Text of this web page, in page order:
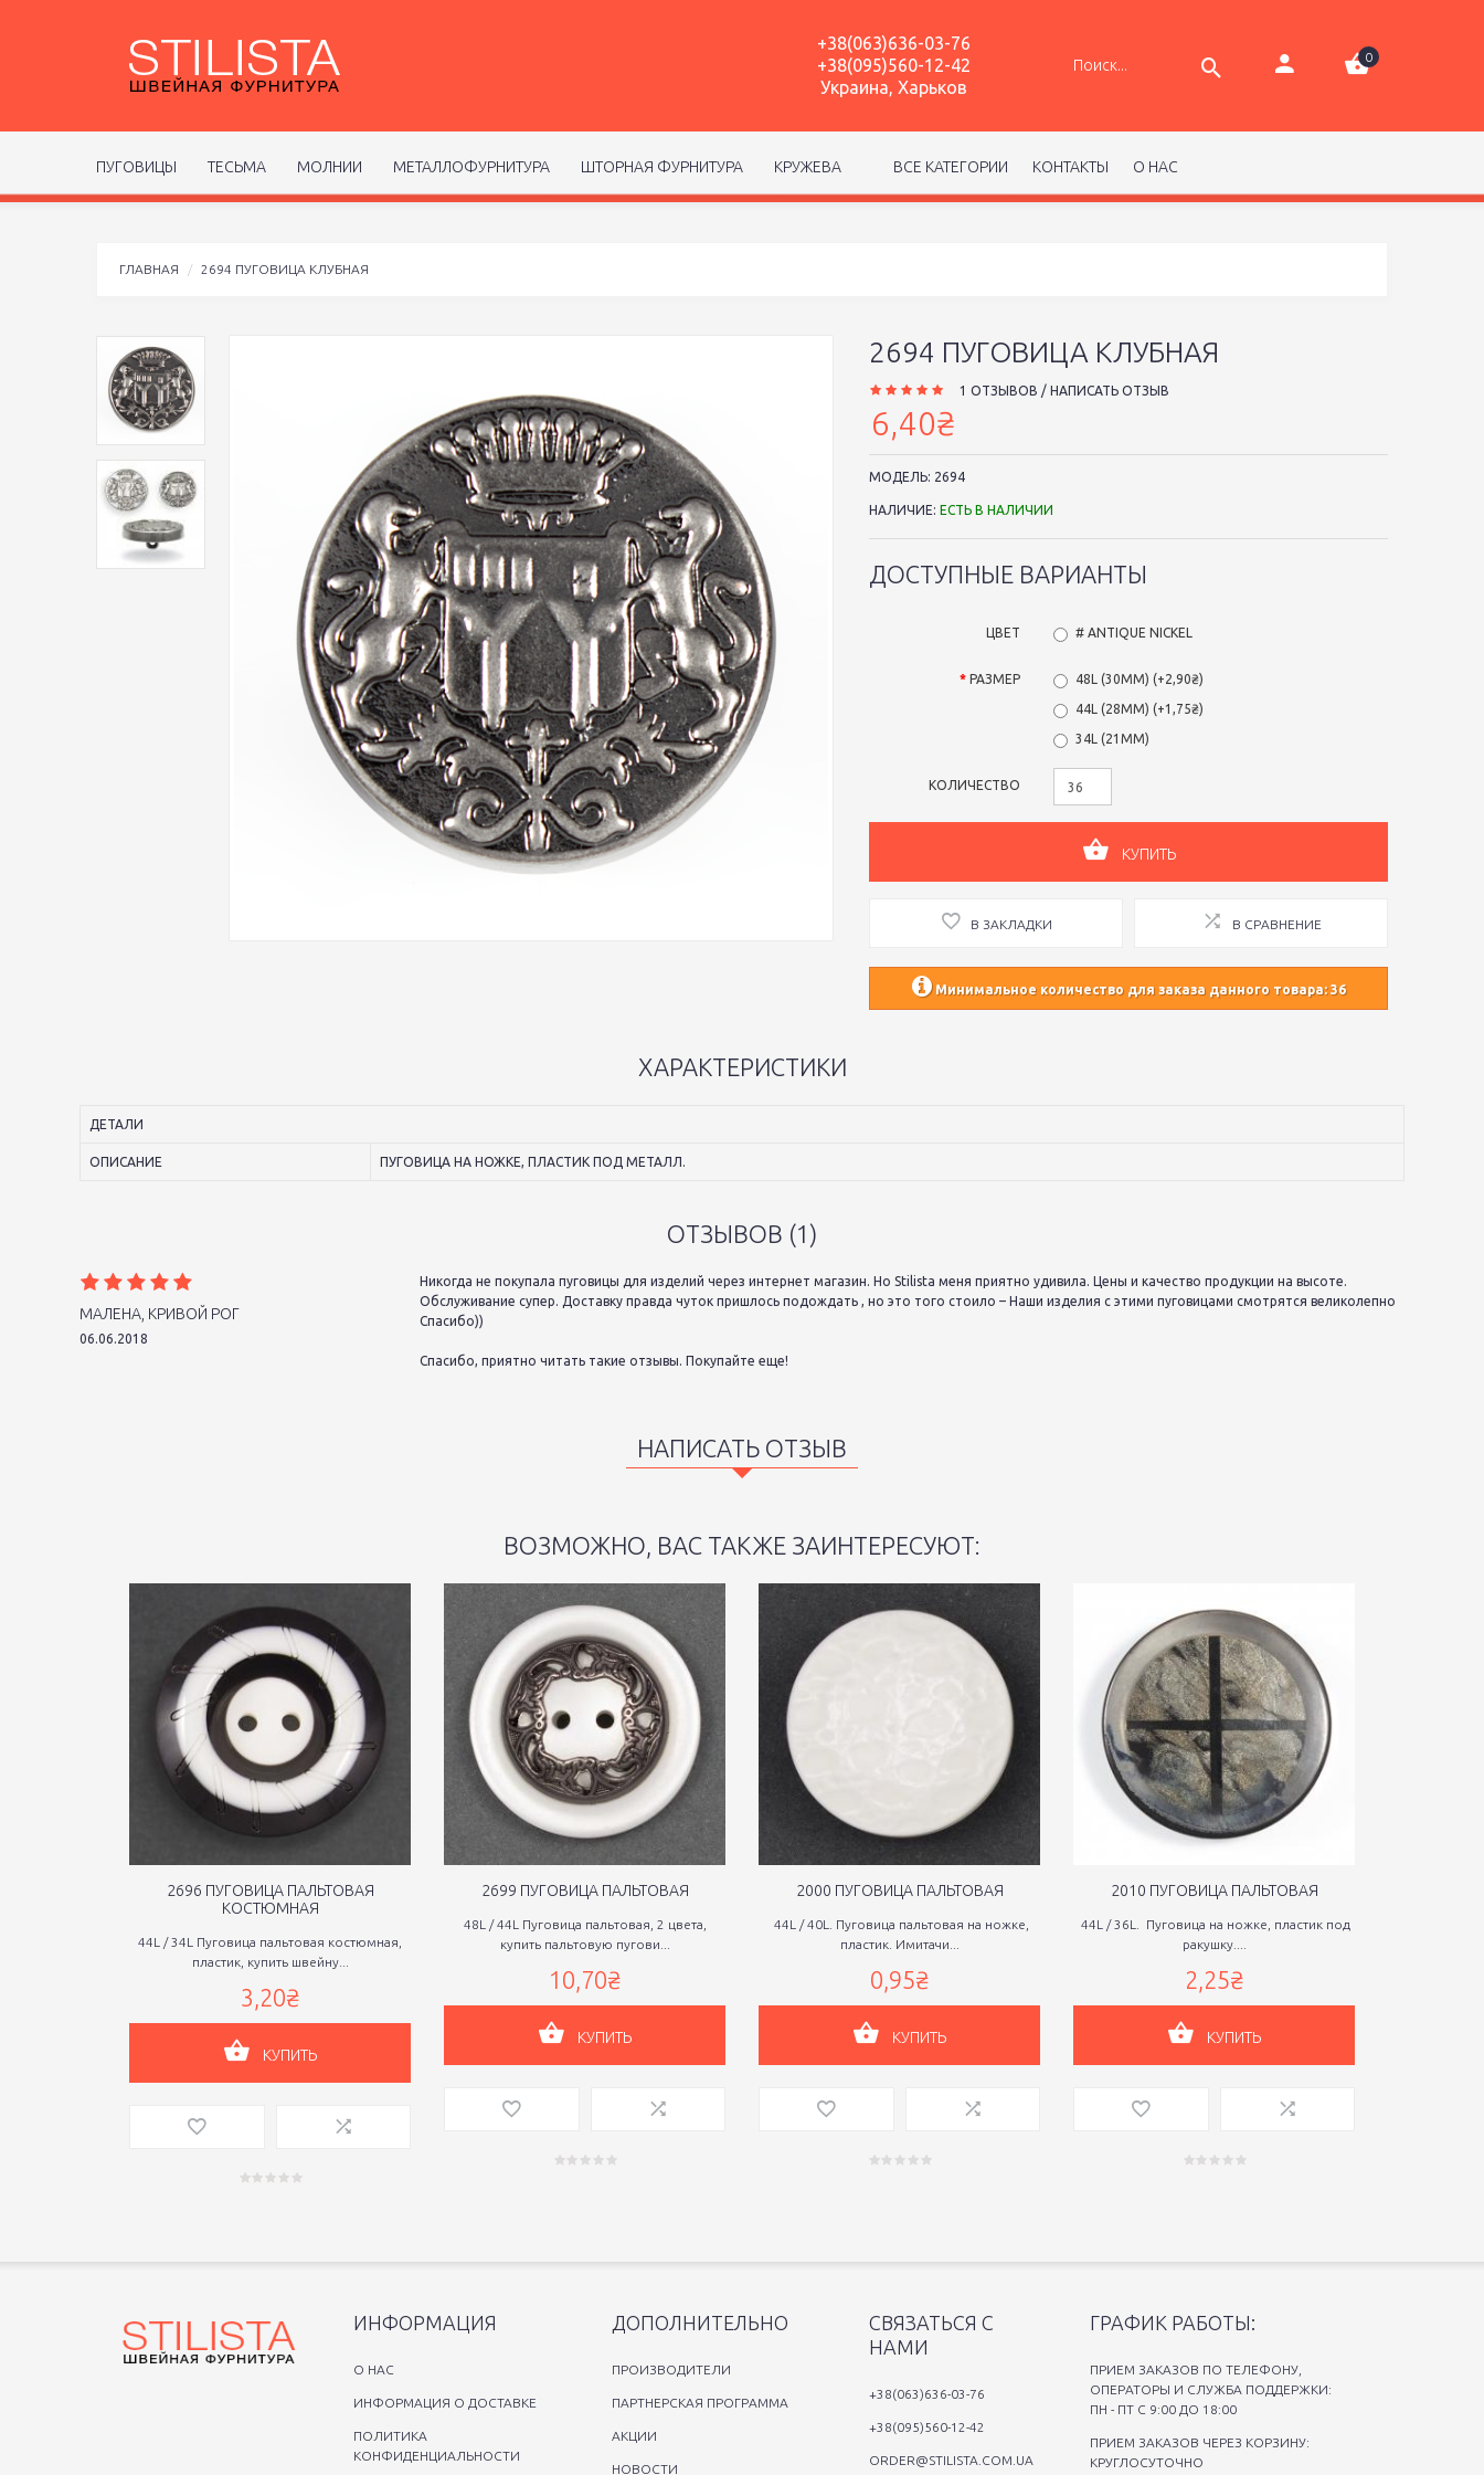
+38(063)636-03-76
+38(095)560-12-42
Украина, Харьков
0
ПУГОВИЦЫ ТЕСЬМА МОЛНИИ МЕТАЛЛОФУРНИТУРА ШТОРНАЯ ФУРНИТУРА КРУЖЕВА ВСЕ КАТЕГОРИИ КОНТАКТЫ О НАС
ГЛАВНАЯ 2694 ПУГОВИЦА КЛУБНАЯ
2694 ПУГОВИЦА КЛУБНАЯ
1 ОТЗЫВОВ / НАПИСАТЬ ОТЗЫВ
6,40₴
МОДЕЛЬ: 2694
НАЛИЧИЕ: ЕСТЬ В НАЛИЧИИ
ДОСТУПНЫЕ ВАРИАНТЫ
ЦВЕТ # ANTIQUE NICKEL
РАЗМЕР 48L (30ММ) (+2,90₴)
44L (28ММ) (+1,75₴)
34L (21ММ)
КОЛИЧЕСТВО
КУПИТЬ
В ЗАКЛАДКИ В СРАВНЕНИЕ
Минимальное количество для заказа данного товара: 36
ХАРАКТЕРИСТИКИ
ДЕТАЛИ
ОПИСАНИЕ ПУГОВИЦА НА НОЖКЕ, ПЛАСТИК ПОД МЕТАЛЛ.
ОТЗЫВОВ (1)
МАЛЕНА, КРИВОЙ РОГ
06.06.2018
Никогда не покупала пуговицы для изделий через интернет магазин. Но Stilista меня приятно удивила. Цены и качество продукции на высоте.
Обслуживание супер. Доставку правда чуток пришлось подождать , но это того стоило – Наши изделия с этими пуговицами смотрятся великолепно
Спасибо))
Спасибо, приятно читать такие отзывы. Покупайте еще!
НАПИСАТЬ ОТЗЫВ
ВОЗМОЖНО, ВАС ТАКЖЕ ЗАИНТЕРЕСУЮТ:
2696 ПУГОВИЦА ПАЛЬТОВАЯ
КОСТЮМНАЯ
44L / 34L Пуговица пальтовая костюмная,
пластик, купить швейну...
3,20₴
КУПИТЬ
2699 ПУГОВИЦА ПАЛЬТОВАЯ
48L / 44L Пуговица пальтовая, 2 цвета,
купить пальтовую пугови...
10,70₴
КУПИТЬ
2000 ПУГОВИЦА ПАЛЬТОВАЯ
44L / 40L. Пуговица пальтовая на ножке,
пластик. Имитачи...
0,95₴
КУПИТЬ
2010 ПУГОВИЦА ПАЛЬТОВАЯ
44L / 36L. Пуговица на ножке, пластик под
ракушку....
2,25₴
КУПИТЬ
ИНФОРМАЦИЯ
O НАС
ИНФОРМАЦИЯ О ДОСТАВКЕ
ПОЛИТИКА
КОНФИДЕНЦИАЛЬНОСТИ
ДОПОЛНИТЕЛЬНО
ПРОИЗВОДИТЕЛИ
ПАРТНЕРСКАЯ ПРОГРАММА
АКЦИИ
НОВОСТИ
СВЯЗАТЬСЯ С
НАМИ
+38(063)636-03-76
+38(095)560-12-42
ORDER@STILISTA.COM.UA
ГРАФИК РАБОТЫ:
ПРИЕМ ЗАКАЗОВ ПО ТЕЛЕФОНУ,
ОПЕРАТОРЫ И СЛУЖБА ПОДДЕРЖКИ:
ПН - ПТ С 9:00 ДО 18:00
ПРИЕМ ЗАКАЗОВ ЧЕРЕЗ КОРЗИНУ:
КРУГЛОСУТОЧНО